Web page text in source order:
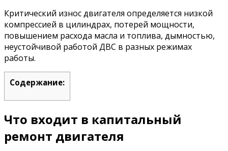
Критический износ двигателя определяется низкой
компрессией в цилиндрах, потерей мощности,
повышением расхода масла и топлива, дымностью,
неустойчивой работой ДВС в разных режимах
работы.
Содержание:
Что входит в капитальный
ремонт двигателя